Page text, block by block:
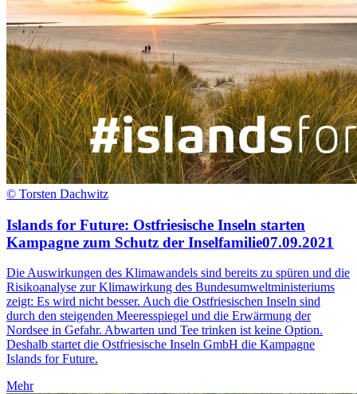
© Torsten Dachwitz
Islands for Future: Ostfriesische Inseln starten
Kampagne zum Schutz der Inselfamilie07.09.2021
Die Auswirkungen des Klimawandels sind bereits zu spüren und die
Risikoanalyse zur Klimawirkung des Bundesumweltministeriums
zeigt: Es wird nicht besser. Auch die Ostfriesischen Inseln sind
durch den steigenden Meeresspiegel und die Erwärmung der
Nordsee in Gefahr. Abwarten und Tee trinken ist keine Option.
Deshalb startet die Ostfriesische Inseln GmbH die Kampagne
Islands for Future.
Mehr